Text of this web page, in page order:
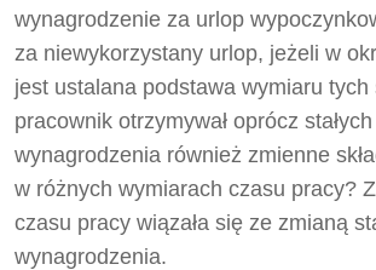
wynagrodzenie za urlop
za niewykorzystany urlop, jeżeli w
jest ustalana podstawa wymiaru tych
pracownik otrzymywał oprócz
wynagrodzenia również zmienne
w różnych wymiarach czasu pracy?
czasu pracy wiązała się ze zmianą
wynagrodzenia.